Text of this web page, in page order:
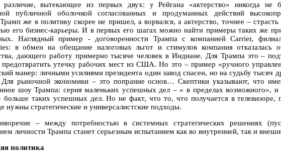
вытекающее из первых двух: у Рейгана «актерство» никогда не
публичной оболочкой согласованных и продуманных действий
же в политику скорее не пришел, а ворвался, а актерство, точнее –
его бизнес-карьеры. И в первых его шагах можно найти примеры таких же
Наглядный пример - договоренности Трампа с компанией Carrier,
в обмен на обещание налоговых льгот и стимулов компания отказалась
дающего работу примерно тысяче человек в Индиане. Для Трампа это –
утечку рабочих мест из США. Но это – пример «ручного
манер: личными усилиями президента один завод спасен, но на судьбу тысяч
Для рыночной экономики – это попрание основ… Скептики указывают, что
шоу Трампа: серия маленьких успешных дел – « в пределах возможного»,
больше таких успешных дел. Но не факт, что то, что получается в
нужны стратегические и универсалистские подходы.
– между потребностью в системных стратегических решениях
личности Трампа станет серьезным испытанием как во внутренней, так и
политика